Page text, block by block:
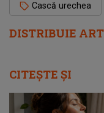
DISTRIBUIE
Cască urechea
CITEȘTE ȘI